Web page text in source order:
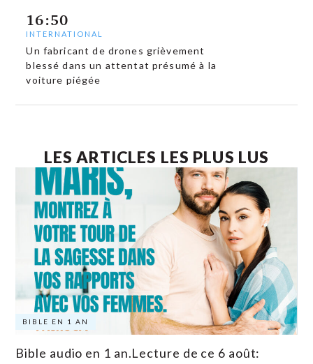
16:50
INTERNATIONAL
Un fabricant de drones grièvement
blessé dans un attentat présumé à la
voiture piégée
LES ARTICLES LES PLUS LUS
BIBLE EN 1 AN
Bible audio en 1 an.Lecture de ce 6 août: